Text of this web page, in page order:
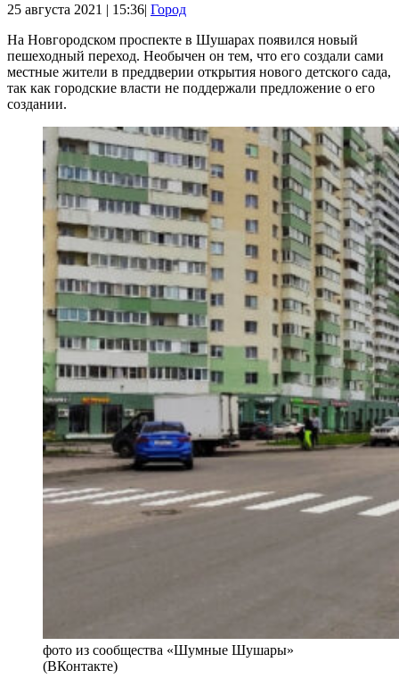
25 августа 2021 | 15:36| Город
На Новгородском проспекте в Шушарах появился новый
пешеходный переход. Необычен он тем, что его создали сами
местные жители в преддверии открытия нового детского сада,
так как городские власти не поддержали предложение о его
создании.
фото из сообщества «Шумные Шушары»
(ВКонтакте)